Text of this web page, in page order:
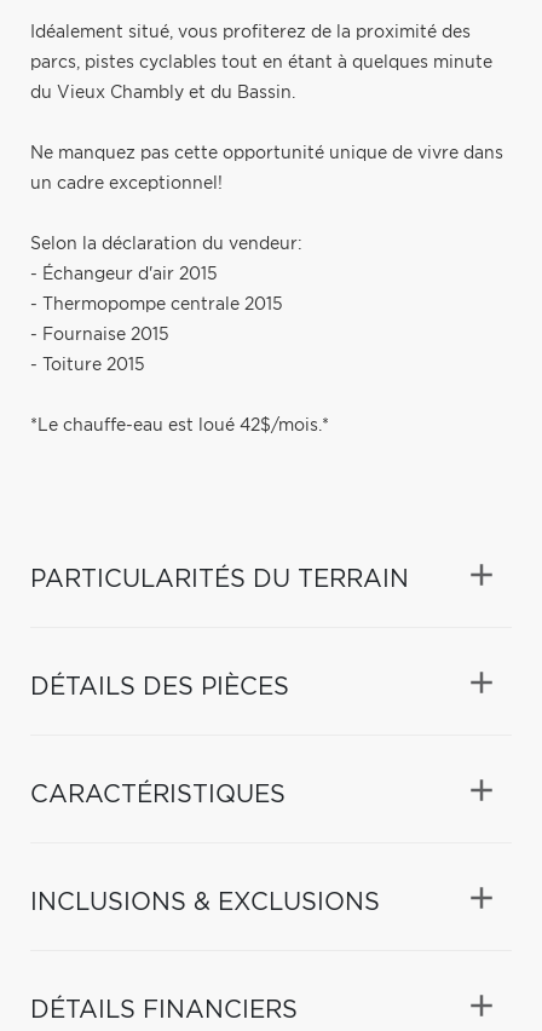
Idéalement situé, vous profiterez de la proximité des
parcs, pistes cyclables tout en étant à quelques minute
du Vieux Chambly et du Bassin.
Ne manquez pas cette opportunité unique de vivre dans
un cadre exceptionnel!
Selon la déclaration du vendeur:
- Échangeur d'air 2015
- Thermopompe centrale 2015
- Fournaise 2015
- Toiture 2015
*Le chauffe-eau est loué 42$/mois.*
PARTICULARITÉS DU TERRAIN
DÉTAILS DES PIÈCES
CARACTÉRISTIQUES
INCLUSIONS & EXCLUSIONS
DÉTAILS FINANCIERS